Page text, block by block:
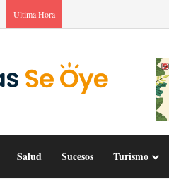
Última Hora
Salud Sucesos Turismo